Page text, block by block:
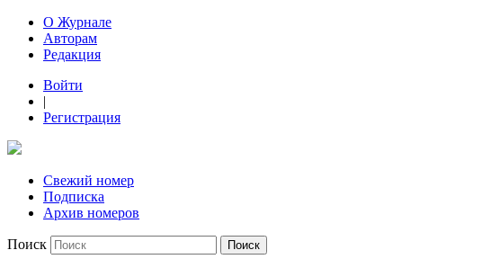
О Журнале
Авторам
Редакция
Войти
|
Регистрация
Свежий номер
Подписка
Архив номеров
Поиск